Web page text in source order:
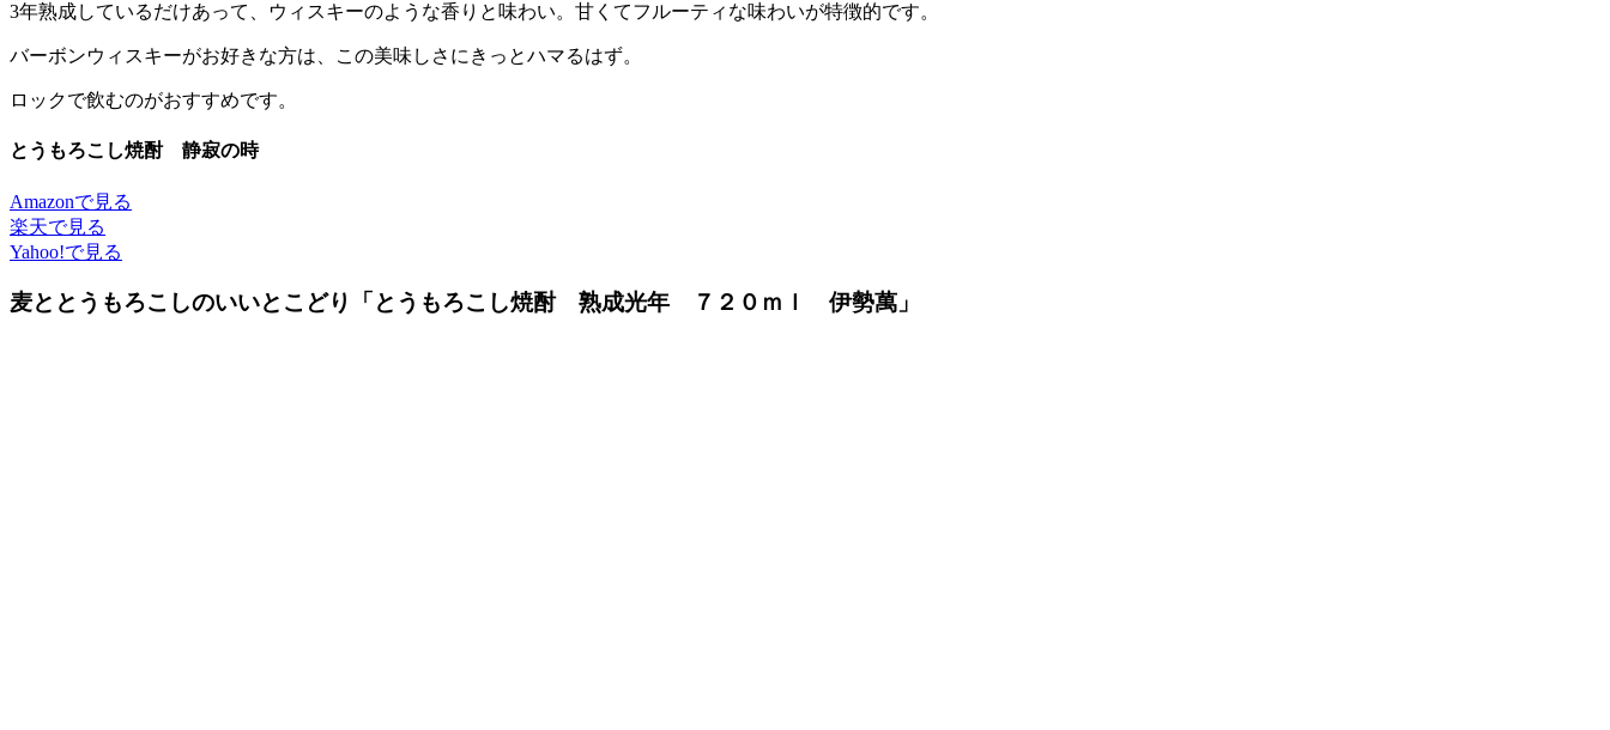
3年熟成しているだけあって、ウィスキーのような香りと味わい。甘くてフルーティな味わいが特徴的です。
バーボンウィスキーがお好きな方は、この美味しさにきっとハマるはず。
ロックで飲むのがおすすめです。
とうもろこし焼酎 静寂の時
Amazonで見る
楽天で見る
Yahoo!で見る
麦ととうもろこしのいいとこどり「とうもろこし焼酎 熟成光年 ７２０ｍｌ 伊勢萬」